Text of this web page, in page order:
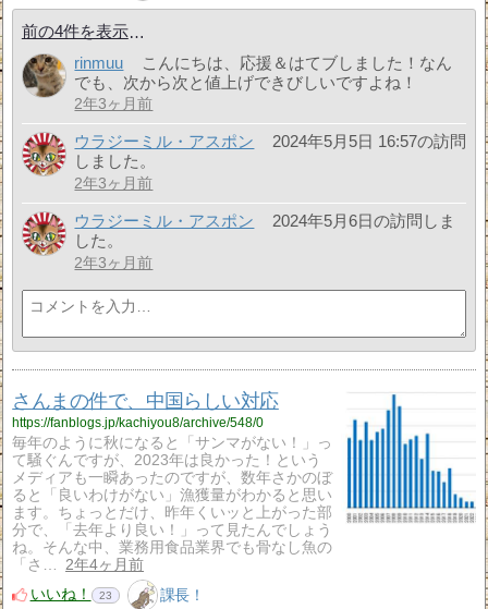
前の4件を表示
rinmuu
こんにちは、応援＆はてブしました！なん
でも、次から次と値上げできびしいですよね！
2年3ヶ月前
ウラジーミル・アスポン
2024年5月5日 16:57の訪問
しました。
2年3ヶ月前
ウラジーミル・アスポン
2024年5月6日の訪問しま
した。
2年3ヶ月前
さんまの件で、中国らしい対応
https://fanblogs.jp/kachiyou8/archive/548/0
毎年のように秋になると「サンマがない！」っ
て騒ぐんですが、2023年は良かった！という
メディアも一瞬あったのですが、数年さかのぼ
ると「良いわけがない」漁獲量がわかると思い
ます。ちょっとだけ、昨年くいッと上がった部
分で、「去年より良い！」って見たんでしょう
ね。そんな中、業務用食品業界でも骨なし魚の
「さ…
2年4ヶ月前
いいね！
23 課長！